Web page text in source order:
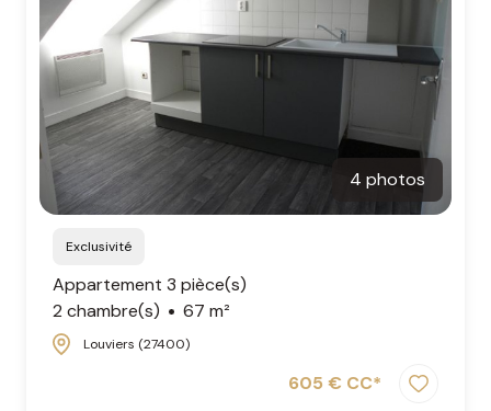
4 photos
Exclusivité
Appartement 3 pièce(s)
2 chambre(s)
67 m²
Louviers (27400)
605 € CC*